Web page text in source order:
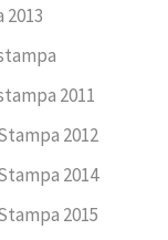
2013
2011
2012
2014
2015